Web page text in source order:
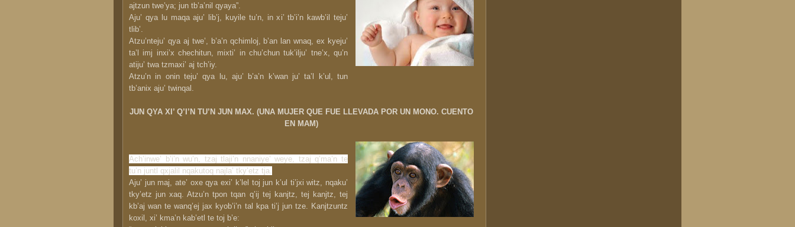
ajtzun twe’ya; jun tb’a’nil qyaya”.
Aju’ qya lu maqa aju’ lib’j, kuyile tu’n, in xi’ tb’i’n kawb’il teju’
tlib’.
Atzu’nteju’ qya aj twe’, b’a’n qchimloj, b’an lan wnaq, ex kyeju’
ta’l imj inxi’x chechitun, mixti’ in chu’chun tuk’ilju’ tne’x, qu’n
atiju’ twa tzmaxi’ aj tch’iy.
Atzu’n in onin teju’ qya lu, aju’ b’a’n k’wan ju’ ta’l k’ul, tun
tb’anix aju’ twinqal.
JUN QYA XI’ Q’I’N TU’N JUN MAX. (UNA MUJER QUE FUE LLEVADA POR UN MONO. CUENTO
EN MAM)
Ach’inwe’ b’i’n wu’n, tzaj tlaji’n nnaniye’ weye, tzaj q’ma’n te
tu’n juntl qxjalil nqakutoq najla’ tky’etz tja.
Aju’ jun maj, ate’ oxe qya exi’ k’lel toj jun k’ul ti’jxi witz, nqaku’
tky’etz jun xaq. Atzu’n tpon tqan q’ij tej kanjtz, tej kanjtz, tej
kb’aj wan te wanq’ej jax kyob’i’n tal kpa ti’j jun tze. Kanjtzuntz
koxil, xi’ kma’n kab’etl te toj b’e: